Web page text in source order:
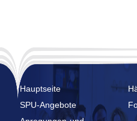
Hauptseite
SPU-Angebote